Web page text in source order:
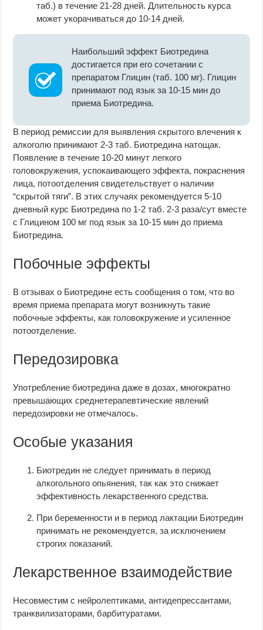
таб.) в течение 21-28 дней. Длительность курса
может укорачиваться до 10-14 дней.
Наибольший эффект Биотредина
достигается при его сочетании с
препаратом Глицин (таб. 100 мг). Глицин
принимают под язык за 10-15 мин до
приема Биотредина.
В период ремиссии для выявления скрытого влечения к
алкоголю принимают 2-3 таб. Биотредина натощак.
Появление в течение 10-20 минут легкого
головокружения, успокаивающего эффекта, покраснения
лица, потоотделения свидетельствует о наличии
“скрытой тяги”. В этих случаях рекомендуется 5-10
дневный курс Биотредина по 1-2 таб. 2-3 раза/сут вместе
с Глицином 100 мг под язык за 10-15 мин до приема
Биотредина.
Побочные эффекты
В отзывах о Биотредине есть сообщения о том, что во
время приема препарата могут возникнуть такие
побочные эффекты, как головокружение и усиленное
потоотделение.
Передозировка
Употребление биотредина даже в дозах, многократно
превышающих среднетерапевтические явлений
передозировки не отмечалось.
Особые указания
Биотредин не следует принимать в период
алкогольного опьянения, так как это снижает
эффективность лекарственного средства.
При беременности и в период лактации Биотредин
принимать не рекомендуется, за исключением
строгих показаний.
Лекарственное взаимодействие
Несовместим с нейролептиками, антидепрессантами,
транквилизаторами, барбитуратами.